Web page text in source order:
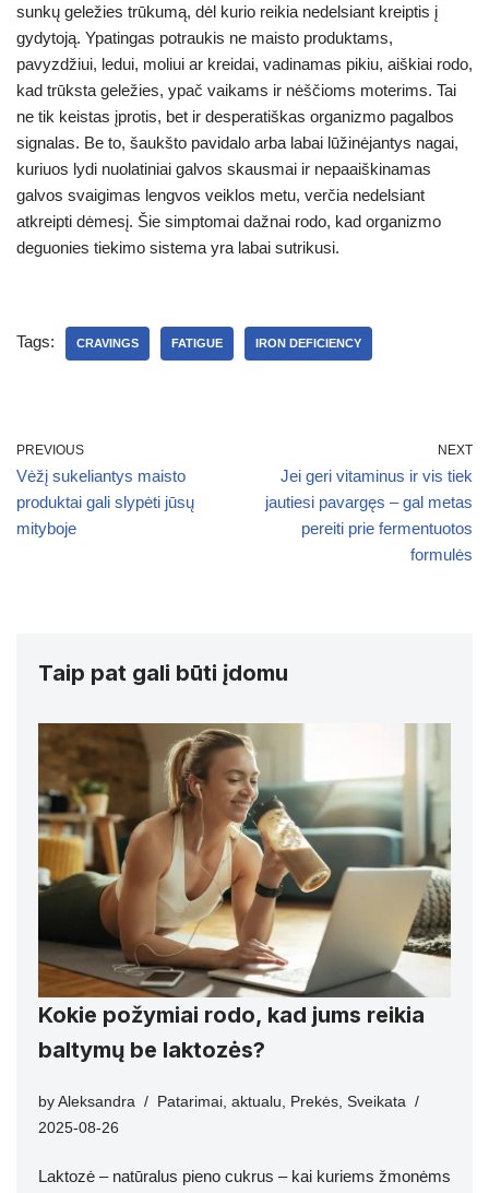
sunkų geležies trūkumą, dėl kurio reikia nedelsiant kreiptis į
gydytoją. Ypatingas potraukis ne maisto produktams,
pavyzdžiui, ledui, moliui ar kreidai, vadinamas pikiu, aiškiai rodo,
kad trūksta geležies, ypač vaikams ir nėščioms moterims. Tai
ne tik keistas įprotis, bet ir desperatiškas organizmo pagalbos
signalas. Be to, šaukšto pavidalo arba labai lūžinėjantys nagai,
kuriuos lydi nuolatiniai galvos skausmai ir nepaaiškinamas
galvos svaigimas lengvos veiklos metu, verčia nedelsiant
atkreipti dėmesį. Šie simptomai dažnai rodo, kad organizmo
deguonies tiekimo sistema yra labai sutrikusi.
Tags: CRAVINGS FATIGUE IRON DEFICIENCY
PREVIOUS
Vėžį sukeliantys maisto
produktai gali slypėti jūsų
mityboje
NEXT
Jei geri vitaminus ir vis tiek
jautiesi pavargęs – gal metas
pereiti prie fermentuotos
formulės
Taip pat gali būti įdomu
Kokie požymiai rodo, kad jums reikia
baltymų be laktozės?
by Aleksandra Patarimai, aktualu, Prekės, Sveikata
2025-08-26
Laktozė – natūralus pieno cukrus – kai kuriems žmonėms